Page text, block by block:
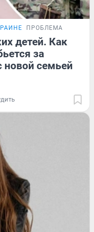
ПРОБЛЕМА
детей. Как
за
семьей